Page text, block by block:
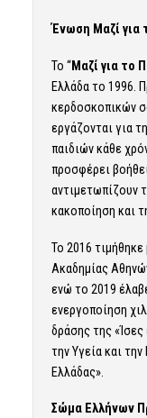
Ένωση Μαζί για
Το “Μαζί για το
Ελλάδα το 1996.
κερδοσκοπικών
εργάζονται για
παιδιών κάθε
προσφέρει
αντιμετωπίζουν
κακοποίηση και
To 2016
Ακαδημίας
ενώ το 2019
ενεργοποίηση
δράσης της «Ίσες
την Υγεία και
Ελλάδας».
Σώμα Ελλήνων